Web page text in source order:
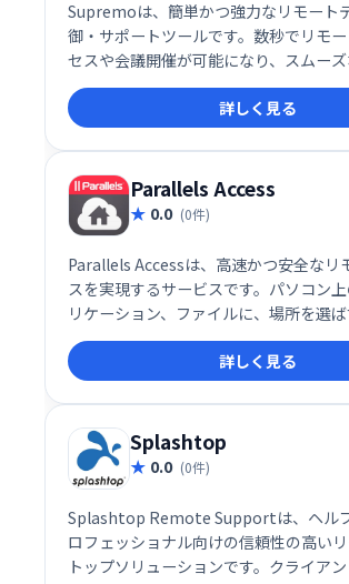
Supremoは、簡単かつ強力なリモート
御・サポートツールです。数秒でリモ
セスや会議開催が可能になり、スムー
実現します。
詳しく見る
Parallels Access
0.0 (0件)
Parallels Accessは、高速かつ安全なリ
スを実現するサービスです。パソコン
リケーション、ファイルに、場所を選
きます。特にモバイルアプリは、優れ
した接続を提供し、快適なリモートワー
ートします。 どこからでもシームレス
作したい方におすすめです。
詳しく見る
Splashtop
0.0 (0件)
Splashtop Remote Supportは、ヘル
ロフェッショナル向けの信頼性の高い
トップソリューションです。クライア